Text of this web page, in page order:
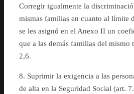
Corregir igualmente la
mismas familias en cuanto al límite
se les asignó en el Anexo II un
que a las demás familias del mismo
2,6.
8. Suprimir la exigencia a las
de alta en la Seguridad Social (art.